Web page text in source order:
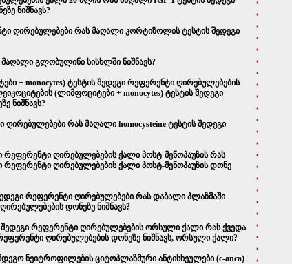
ნიშნავს?
ღირებულებები რას მაღალი კორტიზოლის ტესტის შედეგი
გლობულინი სისხლში ნიშნავს?
+ monocytes) ტესტის შედეგი რეფერენტი ღირებულებების
(ლიმფოციტები + monocytes) ტესტის შედეგი
ნიშნავს?
რას მაღალი homocysteine ტესტის შედეგი
ღირებულებების ქალი პოსტ-მენოპაუზის რას
ღირებულებების ქალი პოსტ-მენოპაუზის დონე
რეფერენტი ღირებულებები რას დაბალი პლაზმაში
დონეზე ნიშნავს?
რეფერენტი ღირებულებების ორსული ქალი რას ქვედა
ღირებულებების დონეზე ნიშნავს, ორსული ქალი?
ნეიტროფილების ციტოპლაზმური ანტისხეულები (c-anca)